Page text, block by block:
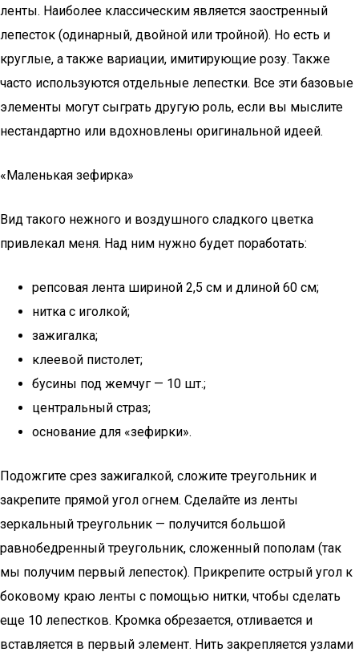
ленты. Наиболее классическим является заостренный
лепесток (одинарный, двойной или тройной). Но есть и
круглые, а также вариации, имитирующие розу. Также
часто используются отдельные лепестки. Все эти базовые
элементы могут сыграть другую роль, если вы мыслите
нестандартно или вдохновлены оригинальной идеей.
«Маленькая зефирка»
Вид такого нежного и воздушного сладкого цветка
привлекал меня. Над ним нужно будет поработать:
репсовая лента шириной 2,5 см и длиной 60 см;
нитка с иголкой;
зажигалка;
клеевой пистолет;
бусины под жемчуг — 10 шт.;
центральный страз;
основание для «зефирки».
Подожгите срез зажигалкой, сложите треугольник и
закрепите прямой угол огнем. Сделайте из ленты
зеркальный треугольник — получится большой
равнобедренный треугольник, сложенный пополам (так
мы получим первый лепесток). Прикрепите острый угол к
боковому краю ленты с помощью нитки, чтобы сделать
еще 10 лепестков. Кромка обрезается, отливается и
вставляется в первый элемент. Нить закрепляется узлами